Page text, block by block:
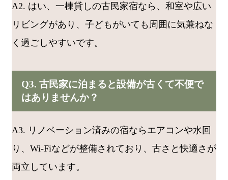
A2. はい、一棟貸しの古民家宿なら、和室や広い
リビングがあり、子どもがいても周囲に気兼ねな
く過ごしやすいです。
Q3. 古民家に泊まると設備が古くて不便で
はありませんか？
A3. リノベーション済みの宿ならエアコンや水回
り、Wi-Fiなどが整備されており、古さと快適さが
両立しています。